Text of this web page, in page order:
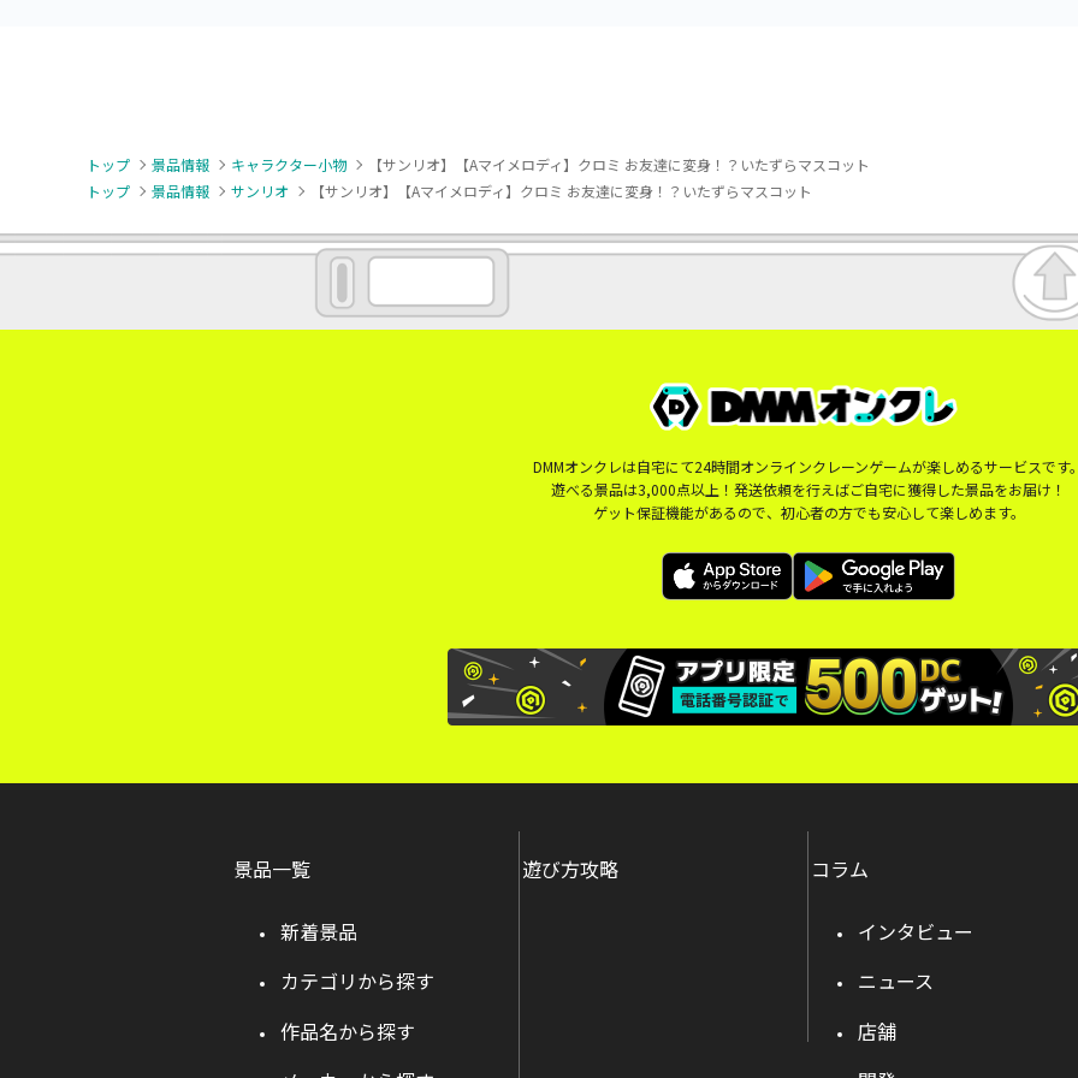
トップ 景品情報 キャラクター小物
【サンリオ】【Aマイメロディ】クロミ お友達に変身！？いたずらマスコット
トップ
景品情報 サンリオ 【サンリオ】【Aマイメロディ】クロミ お友達に変身！？いたずらマスコット
DMMオンクレは自宅にて24時間オンラインクレーンゲームが楽しめるサービスです
遊べる景品は3,000点以上！発送依頼を行えばご自宅に獲得した景品をお届け！
ゲット保証機能があるので、初心者の方でも安心して楽しめます。
景品一覧
新着景品
カテゴリから探す
作品名から探す
遊び方攻略 コラム
インタビュー
ニュース
店舗